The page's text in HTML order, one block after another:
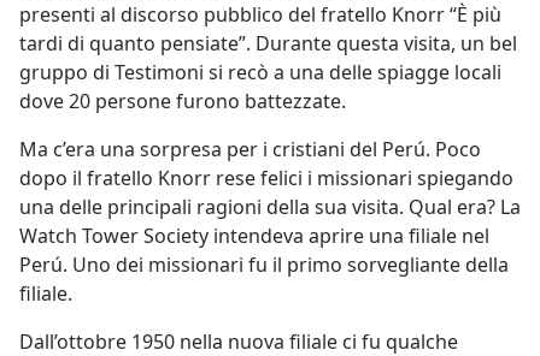
presenti al discorso pubblico del fratello Knorr “È più
tardi di quanto pensiate”. Durante questa visita, un bel
gruppo di Testimoni si recò a una delle spiagge locali
dove 20 persone furono battezzate.
Ma c’era una sorpresa per i cristiani del Perú. Poco
dopo il fratello Knorr rese felici i missionari spiegando
una delle principali ragioni della sua visita. Qual era? La
Watch Tower Society intendeva aprire una filiale nel
Perú. Uno dei missionari fu il primo sorvegliante della
filiale.
Dall’ottobre 1950 nella nuova filiale ci fu qualche